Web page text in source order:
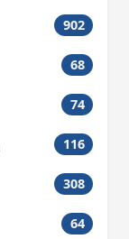
902
68
74
116
308
64